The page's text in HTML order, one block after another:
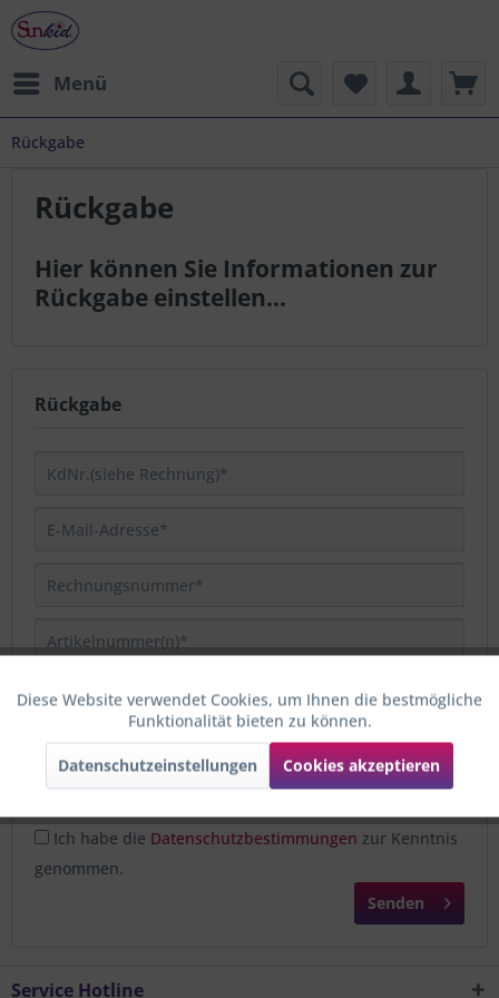
Menü
Rückgabe
Rückgabe
Hier können Sie Informationen zur
Rückgabe einstellen...
Rückgabe
Ich habe die Datenschutzbestimmungen zur Kenntnis
genommen.
Senden
Service Hotline
Funktionale Aktiv
Marketing Aktiv
Tracking Aktiv
Diese Website verwendet Cookies, um Ihnen die bestmögliche
Funktionalität bieten zu können.
Datenschutzeinstellungen Cookies akzeptieren